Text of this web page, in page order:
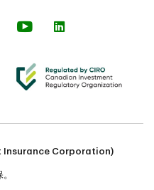
Insurance Corporation)